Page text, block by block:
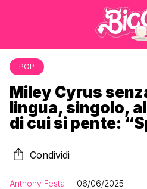
POP
Miley Cyrus
lingua, singolo,
di cui si pente:
Condividi
Anthony Festa 06/06/2025